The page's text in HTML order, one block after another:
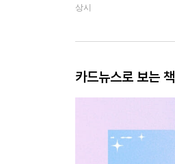
상시
카드뉴스로 보는 책